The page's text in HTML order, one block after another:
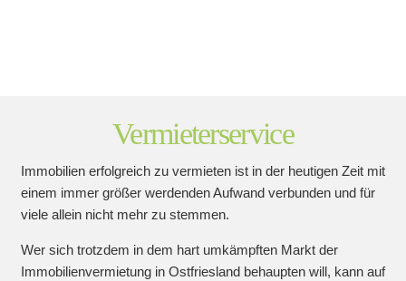
Vermieterservice
Immobilien erfolgreich zu vermieten ist in der heutigen Zeit mit
einem immer größer werdenden Aufwand verbunden und für
viele allein nicht mehr zu stemmen.
Wer sich trotzdem in dem hart umkämpften Markt der
Immobilienvermietung in Ostfriesland behaupten will, kann auf